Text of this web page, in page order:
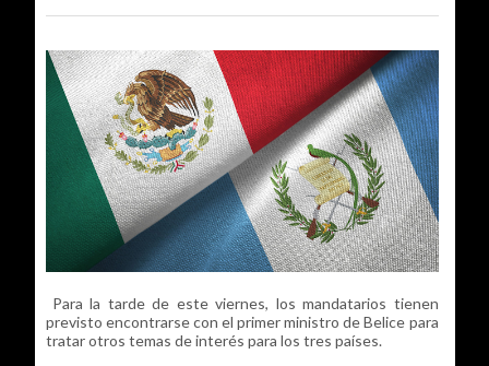
Para la tarde de este viernes, los mandatarios tienen
previsto encontrarse con el primer ministro de Belice para
tratar otros temas de interés para los tres países.